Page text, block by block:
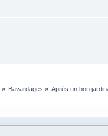
» Bavardages » Après un bon